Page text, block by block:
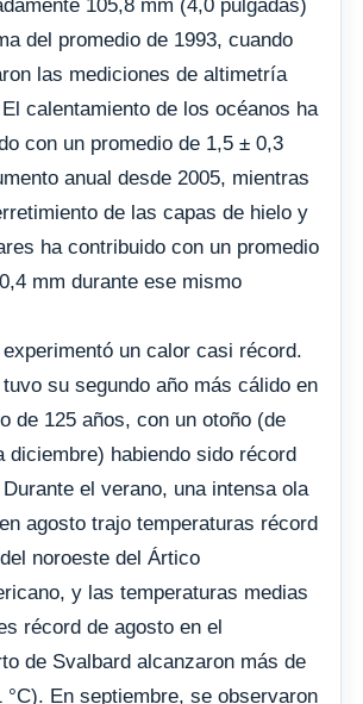
105,8 mm (4,0 pulgadas)
del promedio de 1993, cuando
las mediciones de altimetría
calentamiento de los océanos ha
con un promedio de 1,5 ± 0,3
anual desde 2005, mientras
de las capas de hielo y
ha contribuido con un promedio
mm durante ese mismo
un calor casi récord.
su segundo año más cálido en
de 125 años, con un otoño (de
diciembre) habiendo sido récord
el verano, una intensa ola
agosto trajo temperaturas récord
noroeste del Ártico
y las temperaturas medias
récord de agosto en el
de Svalbard alcanzaron más de
°C). En septiembre, se observaron